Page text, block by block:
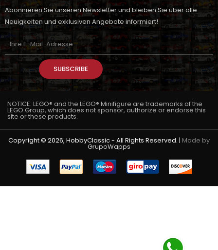
Abonnieren Sie unseren Newsletter und bleiben Sie über alle
Neuigkeiten und exklusiven Angebote informiert!
SUBSCRIBE
NOTICE: LEGO® and the LEGO® Minifigure are trademarks of the
LEGO Group, which does not sponsor, authorize or endorse this
site or these products.
Copyright © 2026, HobbyClassic - All Rights Reserved. | Made by
GrupoWapps